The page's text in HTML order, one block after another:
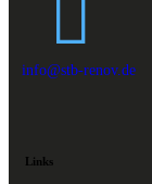
info@stb-renov.de
Links